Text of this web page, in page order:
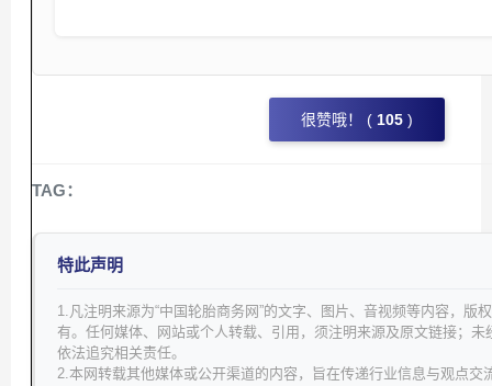
很赞哦！ ( 105 )
TAG：
特此声明
1.凡注明来源为“中国轮胎商务网”的文字、图片、音视频等内容，版
有。任何媒体、网站或个人转载、引用，须注明来源及原文链接；未
依法追究相关责任。
2.本网转载其他媒体或公开渠道的内容，旨在传递行业信息与观点交